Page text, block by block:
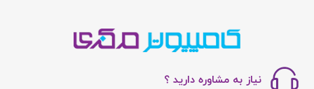
نیاز به مشاوره دارید ؟